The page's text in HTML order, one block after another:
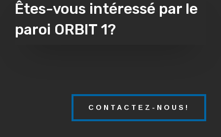
Êtes-vous intéressé par le
paroi ORBIT 1?
CONTACTEZ-NOUS!